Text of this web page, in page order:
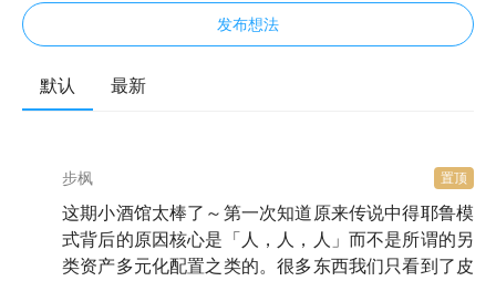
白羊座组合再次请到了陈鹏博士做客，这次，我们想好
好聊聊耶鲁大学的校产基金。
实不相瞒，这个话题我们已经追踪了一年。直到一次很
发布想法
默认 最新
步枫 置顶
这期小酒馆太棒了～第一次知道原来传说中得耶鲁模
式背后的原因核心是「人，人，人」而不是所谓的另
类资产多元化配置之类的。很多东西我们只看到了皮